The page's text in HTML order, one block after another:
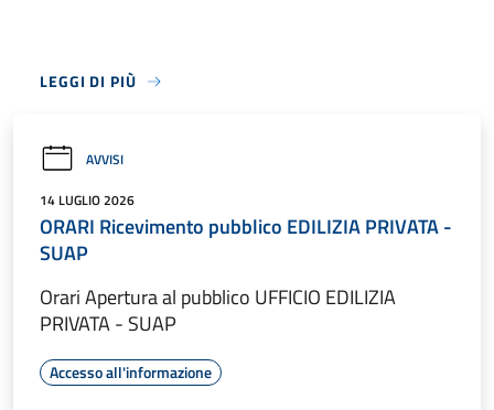
LEGGI DI PIÙ
AVVISI
14 LUGLIO 2026
ORARI Ricevimento pubblico EDILIZIA PRIVATA -
SUAP
Orari Apertura al pubblico UFFICIO EDILIZIA
PRIVATA - SUAP
Accesso all'informazione